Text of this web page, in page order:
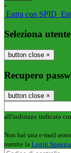
-
Entra con SPID
Seleziona utente
button close ×
Recupero
button close ×
all'indirizzo indicato
Non hai una e-mail
tramite la Login